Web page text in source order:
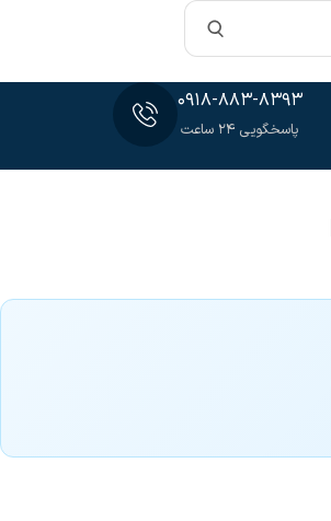
0918-883-8393
پاسخگویی 24 ساعت